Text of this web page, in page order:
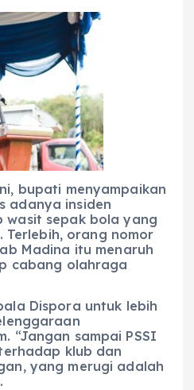
bupati menyampaikan
adanya insiden
wasit sepak bola yang
orang nomor
Madina itu menaruh
cabang olahraga
Dispora untuk lebih
“Jangan sampai PSSI
klub dan
yang merugi adalah